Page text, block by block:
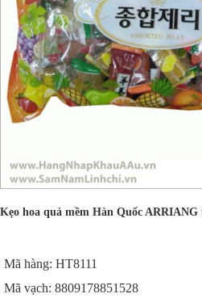
Kẹo hoa quả mềm Hàn Quốc
Mã hàng: HT8111
Mã vạch: 8809178851528